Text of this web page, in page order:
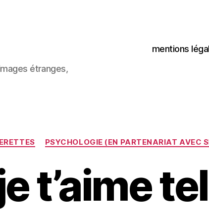
étranges,
mentions
Catégories
PSYCHOLOGIE (EN PARTENARIAT AVEC
t’aime